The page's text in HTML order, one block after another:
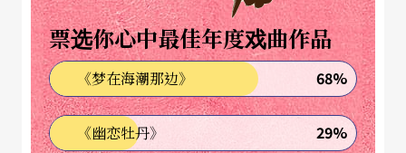
回答完全不一样。目前，我可以将这些内容编写成
故事来发表。
在碧娜的作品中，音乐创作者经常会到图书馆去搜
集古代民谣，然后再由她挑选；而负责服装的人则
票选你心中最佳年度戏曲作品
《梦在海潮那边》 68%
《幽恋牡丹》 29%